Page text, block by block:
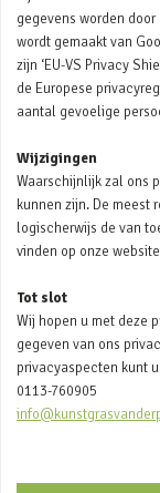
gegevens worden
wordt gemaakt van
zijn ‘EU-VS Privacy
de Europese
aantal gevoelige
Wijzigingen
Waarschijnlijk zal ons
kunnen zijn. De meest
logischerwijs de van
vinden op onze
Tot slot
Wij hopen u met deze
gegeven van ons
privacyaspecten kunt
0113-760905